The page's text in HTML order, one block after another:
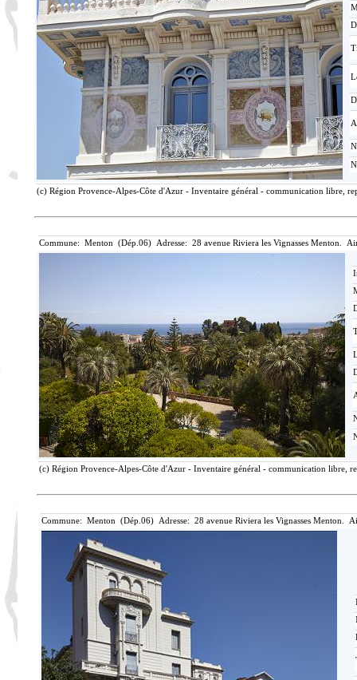
(c) Région Provence-Alpes-Côte d'Azur - Inventaire général - communication libre,
Commune: Menton (Dép.06) Adresse: 28 avenue Riviera les Vignasses Menton.
(c) Région Provence-Alpes-Côte d'Azur - Inventaire général - communication libre,
Commune: Menton (Dép.06) Adresse: 28 avenue Riviera les Vignasses Menton.